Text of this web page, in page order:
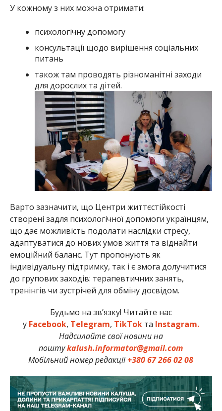
У кожному з них можна отримати:
психологічну допомогу
консультації щодо вирішення соціальних
питань
також там проводять різноманітні заходи
для дорослих та дітей.
Варто зазначити, що Центри життєстійкості
створені задля психологічної допомоги українцям,
що дає можливість подолати наслідки стресу,
адаптуватися до нових умов життя та віднайти
емоційний баланс. Тут пропонують як
індивідуальну підтримку, так і є змога долучитися
до групових заходів: терапевтичних занять,
тренінгів чи зустрічей для обміну досвідом.
Будьмо на зв’язку! Читайте нас
у Facebook, Telegram, TikTokта Instagram.
Надсилайте свої новини на
поштуkalush.informator@gmail.com
Мобільний номер редакції+380 67 266 02 08